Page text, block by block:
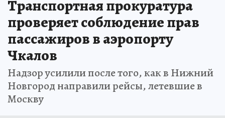
Транспортная прокуратура
проверяет соблюдение прав
пассажиров в аэропорту
Чкалов
Надзор усилили после того, как в Нижний
Новгород направили рейсы, летевшие в
Москву